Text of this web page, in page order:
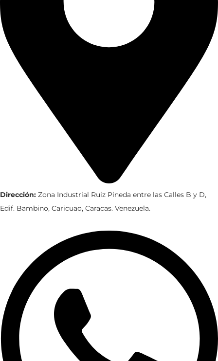
Dirección: Zona Industrial Ruiz Pineda entre las Calles B y D,
Edif. Bambino, Caricuao, Caracas. Venezuela.